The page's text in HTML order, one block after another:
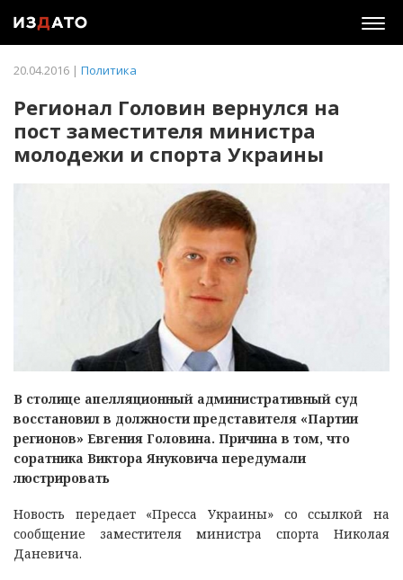
20.04.2016 | Политика
Регионал Головин вернулся на
пост заместителя министра
молодежи и спорта Украины
В столице апелляционный административный суд
восстановил в должности представителя «Партии
регионов» Евгения Головина. Причина в том, что
соратника Виктора Януковича передумали
люстрировать
Новость передает «Пресса Украины» со ссылкой на
сообщение заместителя министра спорта Николая
Даневича.